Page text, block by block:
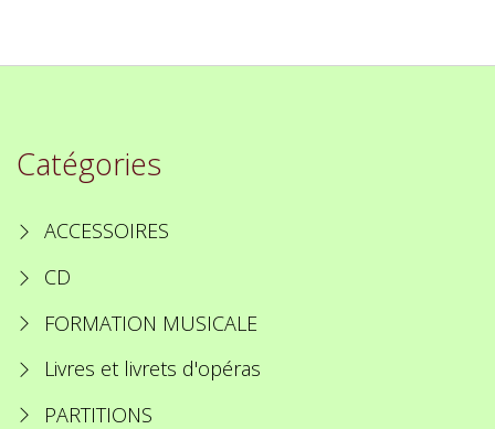
Catégories
ACCESSOIRES
CD
FORMATION MUSICALE
Livres et livrets d'opéras
PARTITIONS